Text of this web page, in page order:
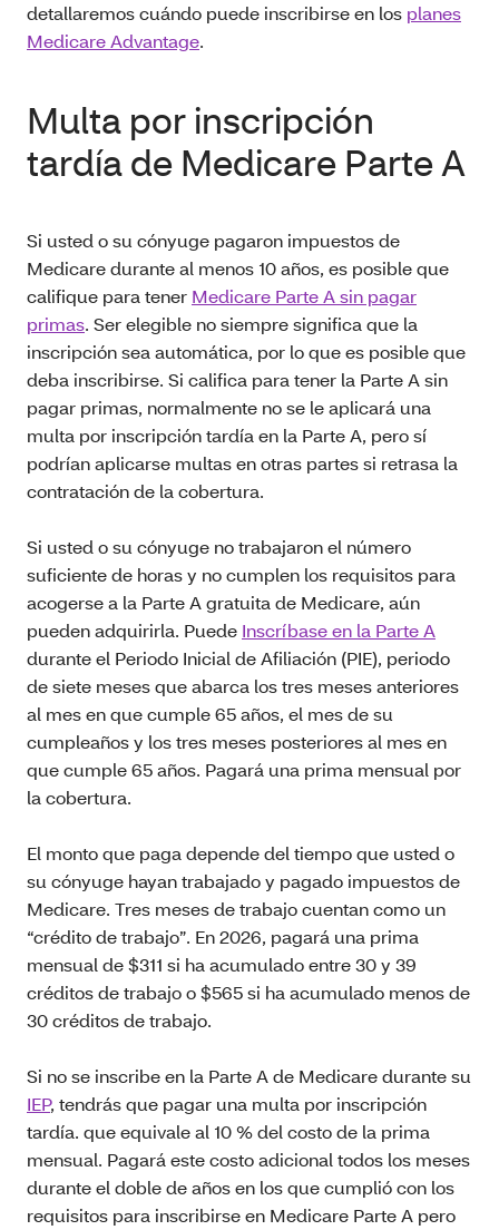
detallaremos cuándo puede inscribirse en los planes
Medicare Advantage.
Multa por inscripción
tardía de Medicare Parte A
Si usted o su cónyuge pagaron impuestos de
Medicare durante al menos 10 años, es posible que
califique para tener Medicare Parte A sin pagar
primas. Ser elegible no siempre significa que la
inscripción sea automática, por lo que es posible que
deba inscribirse. Si califica para tener la Parte A sin
pagar primas, normalmente no se le aplicará una
multa por inscripción tardía en la Parte A, pero sí
podrían aplicarse multas en otras partes si retrasa la
contratación de la cobertura.
Si usted o su cónyuge no trabajaron el número
suficiente de horas y no cumplen los requisitos para
acogerse a la Parte A gratuita de Medicare, aún
pueden adquirirla. Puede Inscríbase en la Parte A
durante el Periodo Inicial de Afiliación (PIE), periodo
de siete meses que abarca los tres meses anteriores
al mes en que cumple 65 años, el mes de su
cumpleaños y los tres meses posteriores al mes en
que cumple 65 años. Pagará una prima mensual por
la cobertura.
El monto que paga depende del tiempo que usted o
su cónyuge hayan trabajado y pagado impuestos de
Medicare. Tres meses de trabajo cuentan como un
“crédito de trabajo”. En 2026, pagará una prima
mensual de $311 si ha acumulado entre 30 y 39
créditos de trabajo o $565 si ha acumulado menos de
30 créditos de trabajo.
Si no se inscribe en la Parte A de Medicare durante su
IEP, tendrás que pagar una multa por inscripción
tardía. que equivale al 10 % del costo de la prima
mensual. Pagará este costo adicional todos los meses
durante el doble de años en los que cumplió con los
requisitos para inscribirse en Medicare Parte A pero